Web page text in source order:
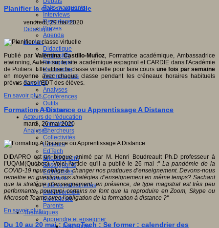
Faits marquants
Interviews
Reportages
Brèves
Agenda
Innover
Didactique
Dispositifs
Pédagogie
Recherche
Technologies
Savoir(s)
Analyses
Conférences
Outils
Pratiques
Acteurs de l'éducation
Animateurs
Chercheurs
Collectivités
Editeurs
EdTech
Encadrement
Enseignants
Entreprises
Etudiants
Filières industrielles
Institutionnels
Médiateurs
Parents
Thématiques
Apprendre et enseigner
Apprendre
Planifier la classe virtuelle
vendredi, 29 mai 2020
Didactique
Publié parValentina Castillo-Muñoz, Formatrice académique, Ambassadrice
etwinning, Auteur sur le site académique espagnol et CARDIE dans l'Académie
de Poitiers. Elle utilise la classe virtuelle pour faire cours une fois par semaine
en moyenne avec chaque classe pendant les créneaux horaires habituels
prévus dans l’EDT des élèves.
En savoir plus...
Formation A Distance ou Apprentissage A Distance
mardi, 26 mai 2020
Analyses
DIDAPRO est un blogue animé par M. Henri Boudreault Ph.D professeur à
l’UQAM(Québec). Voici l'article qu'il a publié le 26 mai :" La pandémie de la
COVID-19 nous oblige à changer nos pratiques d’enseignement. Devons-nous
remettre en question nos stratégies d’enseignement en même temps? Sachant
que la stratégie d’enseignement, en présence, de type magistral est très peu
performante, pourquoi certains ne font que la reproduire en Zoom, Skype ou
Microsoft Teams avec l’obligation de la formation à distance ?"
En savoir plus...
Du 10 au 20 mai : CanoTech : Se former : calendrier des